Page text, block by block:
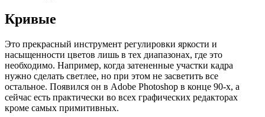
Кривые
Это прекрасный инструмент регулировки яркости и
насыщенности цветов лишь в тех диапазонах, где это
необходимо. Например, когда затененные участки кадра
нужно сделать светлее, но при этом не засветить все
остальное. Появился он в Adobe Photoshop в конце 90-х, а
сейчас есть практически во всех графических редакторах
кроме самых примитивных.